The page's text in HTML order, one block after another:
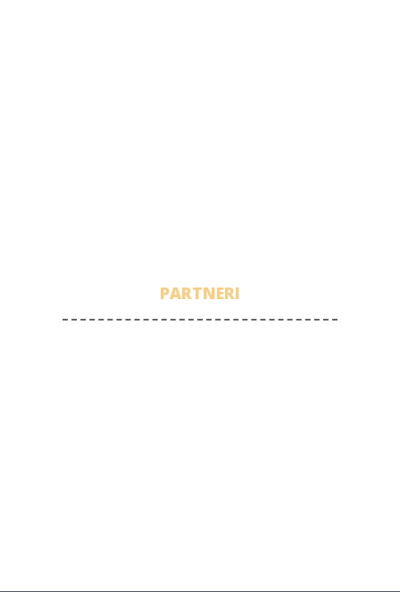
PARTNERI